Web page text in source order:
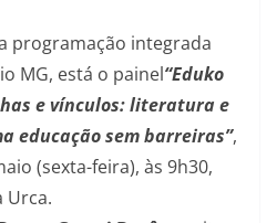
programação integrada
MG, está o painel“Eduko
e vínculos: literatura e
educação sem barreiras”,
(sexta-feira), às 9h30,
Urca.